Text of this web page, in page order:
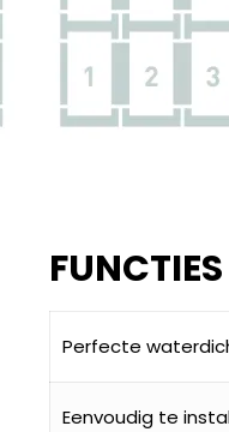
Perfecte
Eenvoudig te